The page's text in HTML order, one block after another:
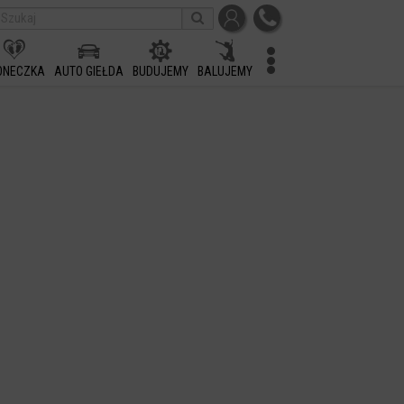
AUTO GIEŁDA BUDUJEMY BALUJEMY